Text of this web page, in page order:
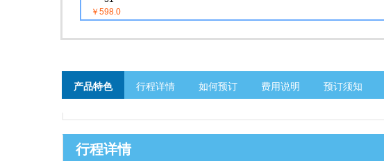
￥598.0
产品特色 行程详情 如何预订 费用说明 预订须知
行程详情